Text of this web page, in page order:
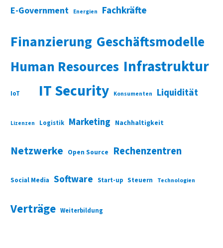
E-Government Energien Fachkräfte
Finanzierung Geschäftsmodelle
Human Resources Infrastruktur
IoT IT Security Konsumenten Liquidität
Lizenzen Logistik Marketing Nachhaltigkeit
Netzwerke Open Source Rechenzentren
Social Media Software Start-up Steuern Technologien
Verträge Weiterbildung